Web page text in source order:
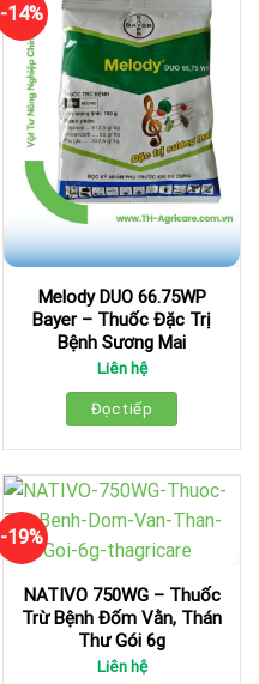
-14%
Melody DUO 66.75WP
Bayer – Thuốc Đặc Trị
Bệnh Sương Mai
Liên hệ
Đọc tiếp
-19%
NATIVO 750WG – Thuốc
Trừ Bệnh Đốm Vằn, Thán
Thư Gói 6g
Liên hệ